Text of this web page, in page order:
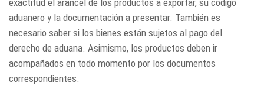
exactitud el arancel de los productos a exportar, su código
aduanero y la documentación a presentar. También es
necesario saber si los bienes están sujetos al pago del
derecho de aduana. Asimismo, los productos deben ir
acompañados en todo momento por los documentos
correspondientes.